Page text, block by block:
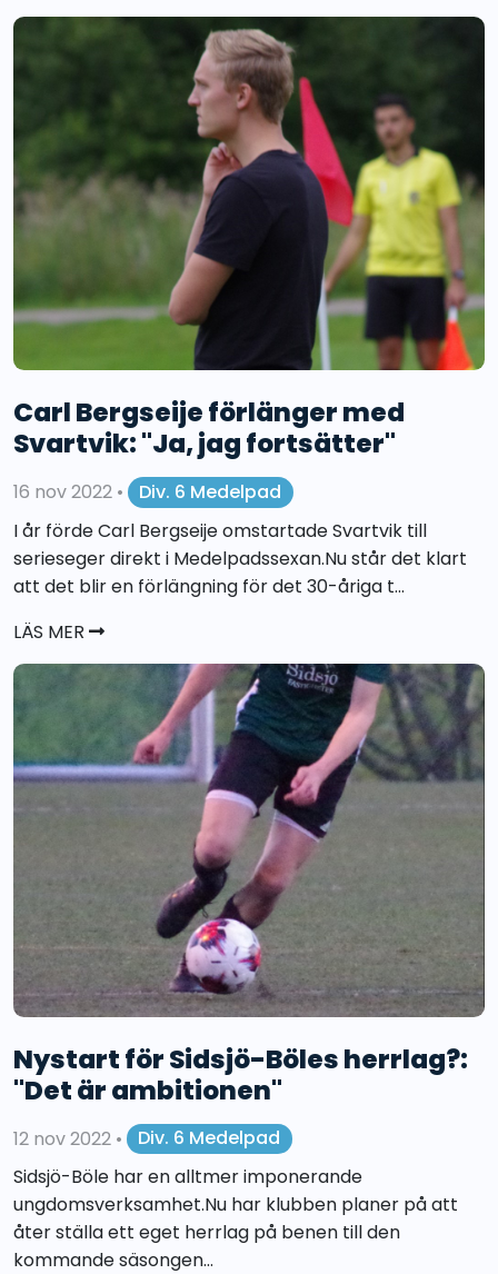
Carl Bergseije förlänger med
Svartvik: "Ja, jag fortsätter"
16 nov 2022 •
Div. 6 Medelpad
I år förde Carl Bergseije omstartade Svartvik till
serieseger direkt i Medelpadssexan.Nu står det klart
att det blir en förlängning för det 30-åriga t...
LÄS MER
Nystart för Sidsjö-Böles herrlag?:
"Det är ambitionen"
12 nov 2022 •
Div. 6 Medelpad
Sidsjö-Böle har en alltmer imponerande
ungdomsverksamhet.Nu har klubben planer på att
åter ställa ett eget herrlag på benen till den
kommande säsongen...